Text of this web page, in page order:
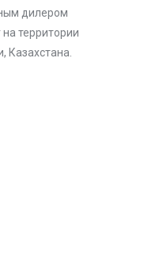
дилером
на территории
Казахстана.